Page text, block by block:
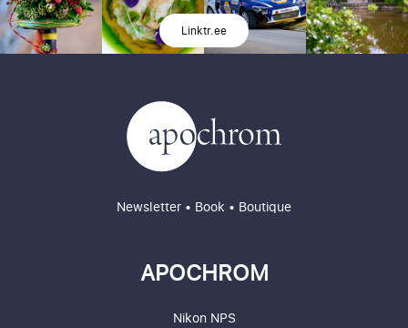
Linktr.ee
Newsletter • Book • Boutique
APOCHROM
Nikon NPS